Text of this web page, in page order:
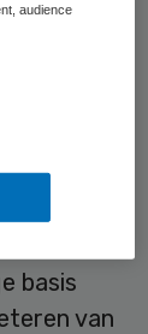
alle
denken
basis
van
audience